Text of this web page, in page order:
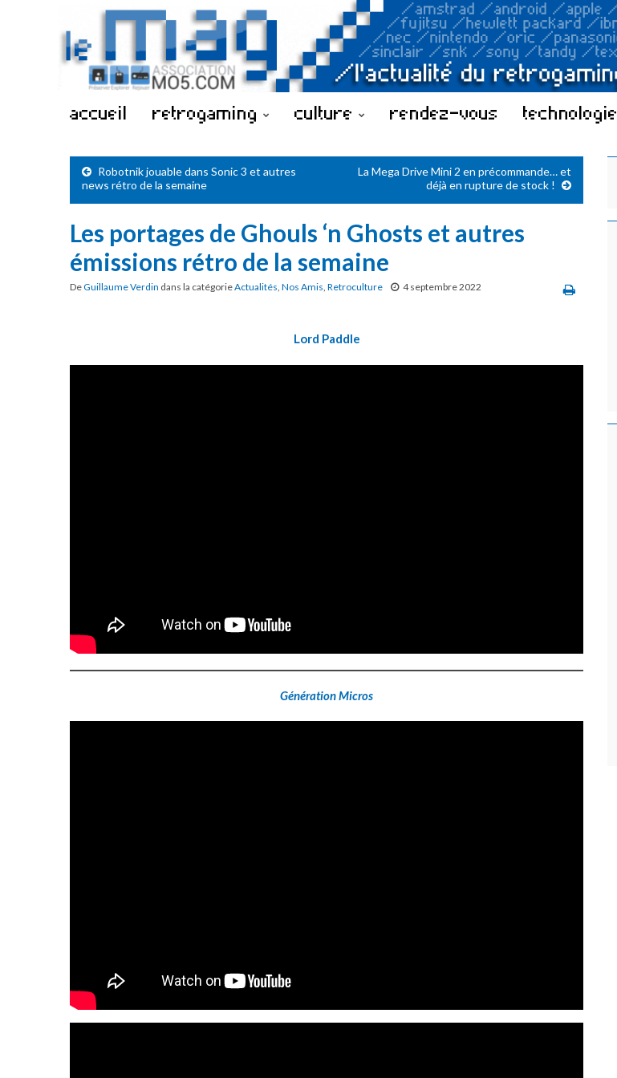
accueil retrogaming culture rendez-vous technologie
Robotnik jouable dans Sonic 3 et autres
news rétro de la semaine
La Mega Drive Mini 2 en précommande… et
déjà en rupture de stock !
Les portages de Ghouls ‘n Ghosts et autres
émissions rétro de la semaine
DeGuillaume Verdin dans la catégorieActualités, Nos Amis, Retroculture 4 septembre 2022
Lord Paddle
Génération Micros